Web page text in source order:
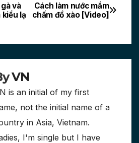
Cách làm nước mắm
chấm đồ xào [Video]
và
kiểu lạ
VN
is an initial of my first
not the initial name of a
in Asia, Vietnam.
I'm single but I have